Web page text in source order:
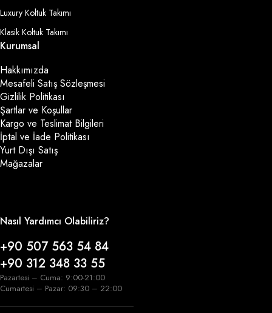
Luxury Koltuk Takımı
Klasik Koltuk Takımı
Kurumsal
Hakkımızda
Mesafeli Satış Sözleşmesi
Gizlilik Politikası
Şartlar ve Koşullar
Kargo ve Teslimat Bilgileri
İptal ve İade Politikası
Yurt Dışı Satış
Mağazalar
Nasıl Yardımcı Olabiliriz?
+90 507 563 54 84
+90 312 348 33 55
Pazartesi – Cuma: 9:00-21:00
Cumartesi – Pazar: 09:30 – 22:00